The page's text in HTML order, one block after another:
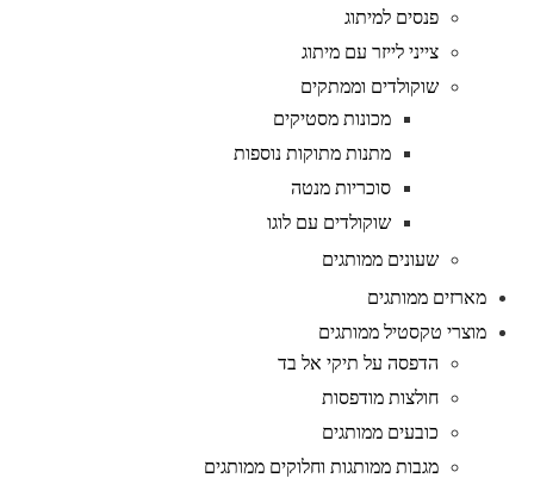
פנסים למיתוג
צייני לייזר עם מיתוג
שוקולדים וממתקים
מכונות מסטיקים
מתנות מתוקות נוספות
סוכריות מנטה
שוקולדים עם לוגו
שעונים ממותגים
מארזים ממותגים
מוצרי טקסטיל ממותגים
הדפסה על תיקי אל בד
חולצות מודפסות
כובעים ממותגים
מגבות ממותגות וחלוקים ממותגים